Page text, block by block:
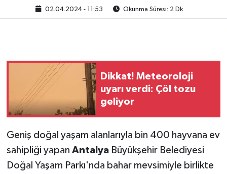
02.04.2024 - 11:53 Okunma Süresi: 2 Dk
Dikkat! Meteoroloji
uyarı verdi: Çöl tozu
geliyor
Geniş doğal yaşam alanlarıyla bin 400 hayvana ev
sahipliği yapan AntalyaBüyükşehir Belediyesi
Doğal Yaşam Parkı'nda bahar mevsimiyle birlikte